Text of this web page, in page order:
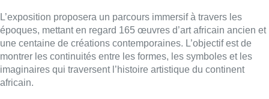
L’exposition proposera un parcours immersif à travers les
époques, mettant en regard 165 œuvres d’art africain ancien et
une centaine de créations contemporaines. L’objectif est de
montrer les continuités entre les formes, les symboles et les
imaginaires qui traversent l’histoire artistique du continent
africain.